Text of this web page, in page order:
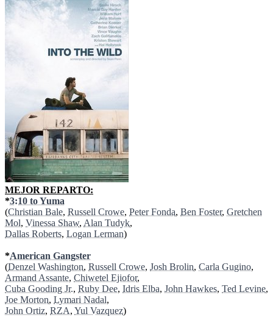
MEJOR REPARTO:
*3:10 to Yuma
(Christian Bale, Russell Crowe, Peter Fonda, Ben Foster, Gretchen
Mol, Vinessa Shaw, Alan Tudyk,
Dallas Roberts, Logan Lerman)
*American Gangster
(Denzel Washington, Russell Crowe, Josh Brolin, Carla Gugino,
Armand Assante, Chiwetel Ejiofor,
Cuba Gooding Jr., Ruby Dee, Idris Elba, John Hawkes, Ted Levine,
Joe Morton, Lymari Nadal,
John Ortiz, RZA, Yul Vazquez)